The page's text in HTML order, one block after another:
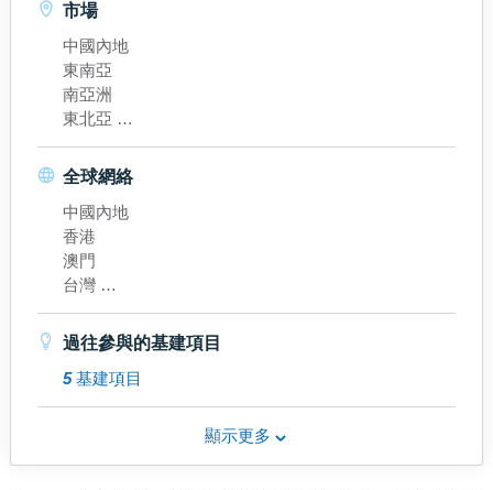
市場
中國內地
東南亞
南亞洲
東北亞
澳大利西亞
香港
全球網絡
中國內地
香港
澳門
台灣
菲律賓
新加坡
泰國
越南
日本
過往參與的基建項目
5 基建項目
顯示更多